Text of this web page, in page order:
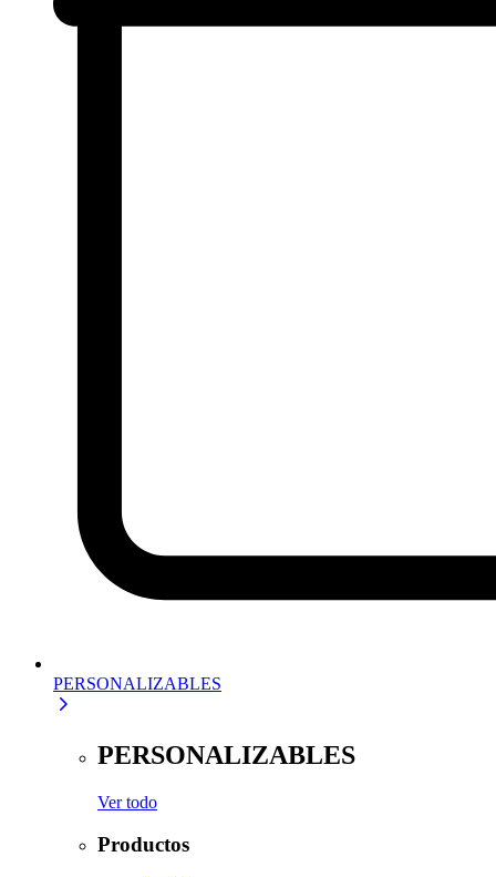
PERSONALIZABLES
PERSONALIZABLES
Ver todo
Productos